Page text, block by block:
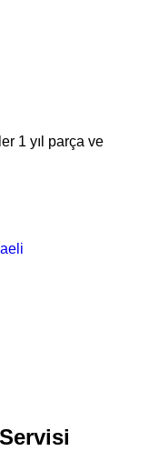
1 yıl parça ve